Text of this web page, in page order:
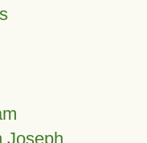
Joseph